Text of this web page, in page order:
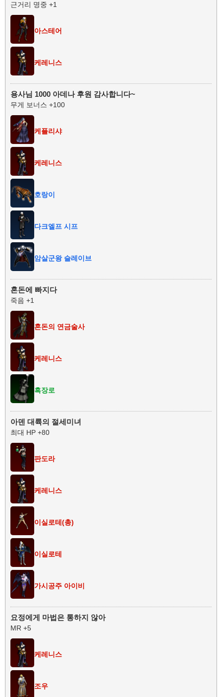
근거리 명중 +1
아스테어
케레니스
용사님 1000 아데나 후원 감사합니다~
무게 보너스 +100
케플리샤
케레니스
호랑이
다크엘프 시프
암살군왕 슬레이브
혼돈에 빠지다
죽음 +1
혼돈의 연금술사
케레니스
흑장로
아덴 대륙의 절세미녀
최대 HP +80
판도라
케레니스
이실로테(총)
이실로테
가시공주 아이비
요정에게 마법은 통하지 않아
MR +5
케레니스
조우